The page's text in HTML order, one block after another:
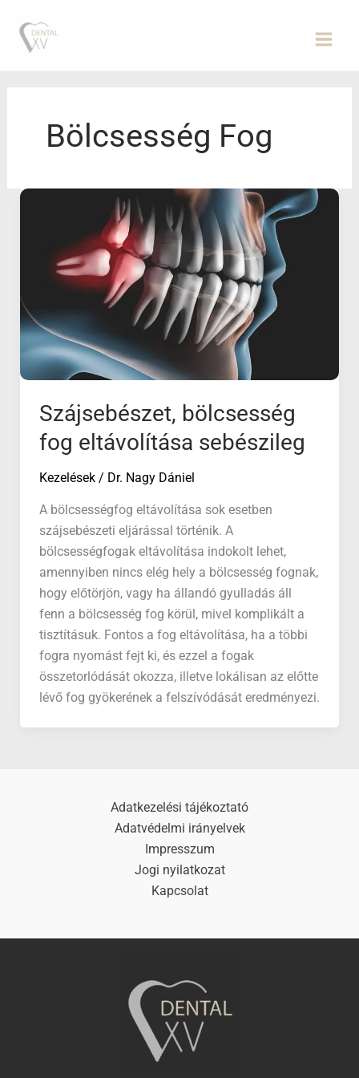
content
Bölcsesség Fog
Szájsebészet, bölcsesség
fog eltávolítása sebészileg
Kezelések/ Dr. Nagy Dániel
A bölcsességfog eltávolítása sok esetben
szájsebészeti eljárással történik. A
bölcsességfogak eltávolítása indokolt lehet,
amennyiben nincs elég hely a bölcsesség fognak,
hogy előtörjön, vagy ha állandó gyulladás áll
fenn a bölcsesség fog körül, mivel komplikált a
tisztításuk. Fontos a fog eltávolítása, ha a többi
fogra nyomást fejt ki, és ezzel a fogak
összetorlódását okozza, illetve lokálisan az előtte
lévő fog gyökerének a felszívódását eredményezi.
Adatkezelési tájékoztató
Adatvédelmi irányelvek
Impresszum
Jogi nyilatkozat
Kapcsolat